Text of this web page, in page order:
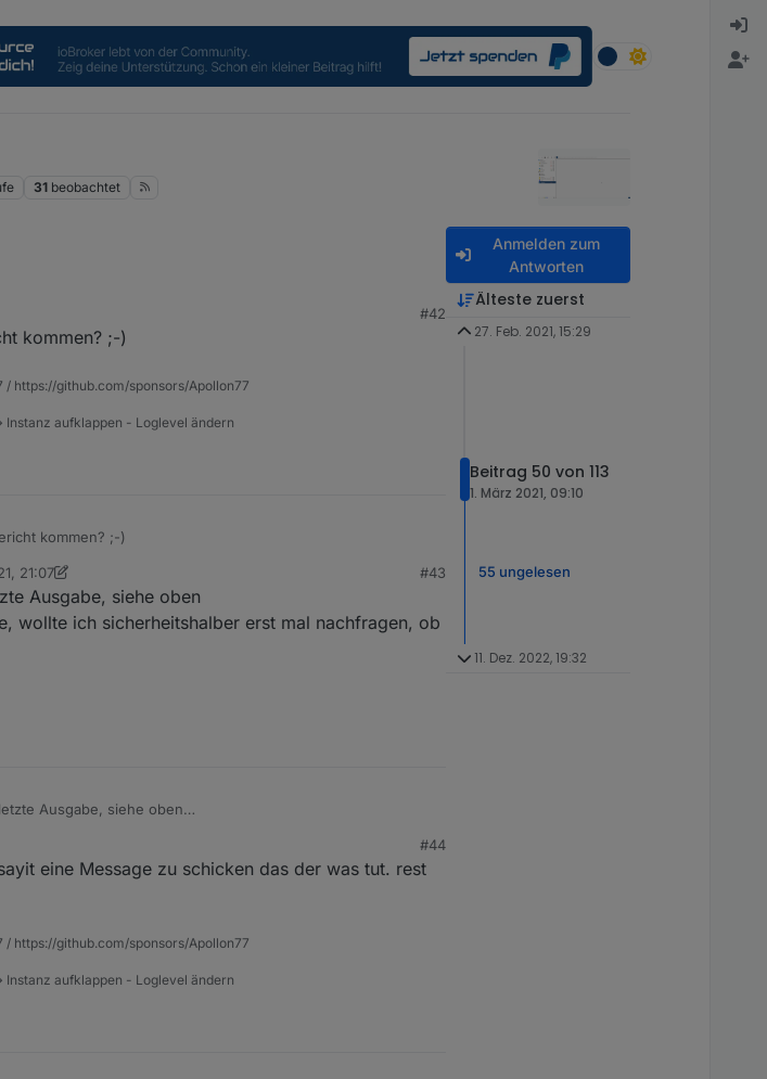
31 beobachtet
erkannt"
#42
kommen? ;-)
https://github.com/sponsors/Apollon77
Instanz aufklappen - Loglevel ändern
kommen? ;-)
21:07 #43
Ausgabe, siehe oben
wollte ich sicherheitshalber erst mal nachfragen, ob
Ausgabe, siehe oben
#44
eine Message zu schicken das der was tut. rest
https://github.com/sponsors/Apollon77
Instanz aufklappen - Loglevel ändern
Anmelden zum
Antworten
Älteste zuerst
27. Feb. 2021, 15:29
Beitrag 50 von 113
1. März 2021, 09:10
55 ungelesen
11. Dez. 2022, 19:32